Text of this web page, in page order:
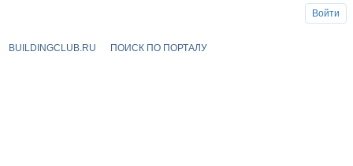
BUILDINGCLUB.RU ПОИСК ПО ПОРТАЛУ
Войти